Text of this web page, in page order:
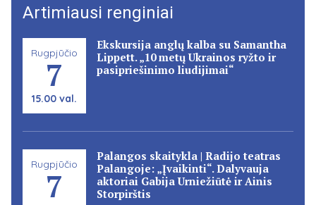
Artimiausi renginiai
Rugpjūčio
7
15.00 val.
Ekskursija anglų kalba su Samantha
Lippett. „10 metų Ukrainos ryžto ir
pasipriešinimo liudijimai“
Rugpjūčio
7
Palangos skaitykla | Radijo teatras
Palangoje: „Įvaikinti“. Dalyvauja
aktoriai Gabija Urniežiūtė ir Ainis
Storpirštis